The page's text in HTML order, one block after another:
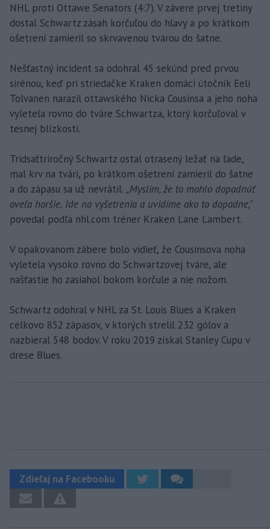
NHL proti Ottawe Senators (4:7). V závere prvej tretiny
dostal Schwartz zásah korčuľou do hlavy a po krátkom
ošetrení zamieril so skrvavenou tvárou do šatne.
Nešťastný incident sa odohral 45 sekúnd pred prvou
sirénou, keď pri striedačke Kraken domáci útočník Eeli
Tolvanen narazil ottawského Nicka Cousinsa a jeho noha
vyletela rovno do tváre Schwartza, ktorý korčuľoval v
tesnej blízkosti.
Tridsaťtriročný Schwartz ostal otrasený ležať na ľade,
mal krv na tvári, po krátkom ošetrení zamieril do šatne
a do zápasu sa už nevrátil. „Myslím, že to mohlo dopadnúť
oveľa horšie. Ide na vyšetrenia a uvidíme ako to dopadne,"
povedal podľa nhl.com tréner Kraken Lane Lambert.
V opakovanom zábere bolo vidieť, že Cousinsova noha
vyletela vysoko rovno do Schwartzovej tváre, ale
našťastie ho zasiahol bokom korčule a nie nožom.
Schwartz odohral v NHL za St. Louis Blues a Kraken
celkovo 852 zápasov, v ktorých strelil 232 gólov a
nazbieral 548 bodov. V roku 2019 získal Stanley Cupu v
drese Blues.
Zdieľaj na Facebooku